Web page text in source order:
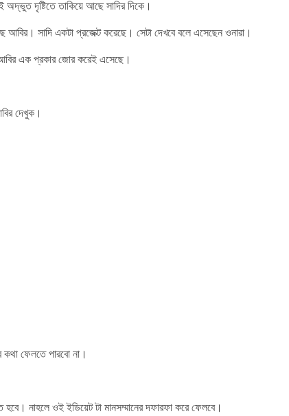
দৃষ্টিতে তাকিয়ে আছে সাদির দিকে।
সাদি একটা প্রজেক্ট করেছে। সেটা দেখবে বলে এসেছেন ওনারা।
এক প্রকার জোর করেই এসেছে।
দেখুক।
কথা ফেলতে পারবো না।
নাহলে ওই ইডিয়েট টা মানসম্মানের দফারফা করে ফেলবে।